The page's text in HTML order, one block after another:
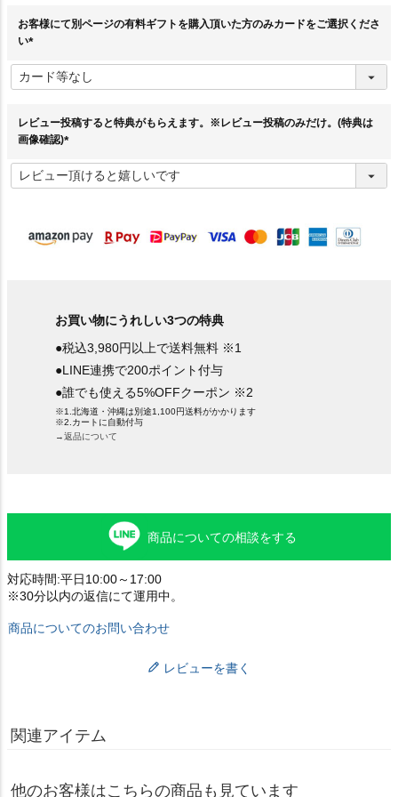
お客様にて別ページの有料ギフトを購入頂いた方のみカードをご選択くださ
い
必
須
レビュー投稿すると特典がもらえます。※レビュー投稿のみだけ。(特典は
画像確認)
必
須
お買い物にうれしい3つの特典
●税込3,980円以上で送料無料 ※1
●LINE連携で200ポイント付与
●誰でも使える5%OFFクーポン ※2
※1.北海道・沖縄は別途1,100円送料がかかります
※2.カートに自動付与
→返品について
商品についての相談をする
対応時間:平日10:00～17:00
※30分以内の返信にて運用中。
商品についてのお問い合わせ
レビューを書く
関連アイテム
他のお客様はこちらの商品も見ています